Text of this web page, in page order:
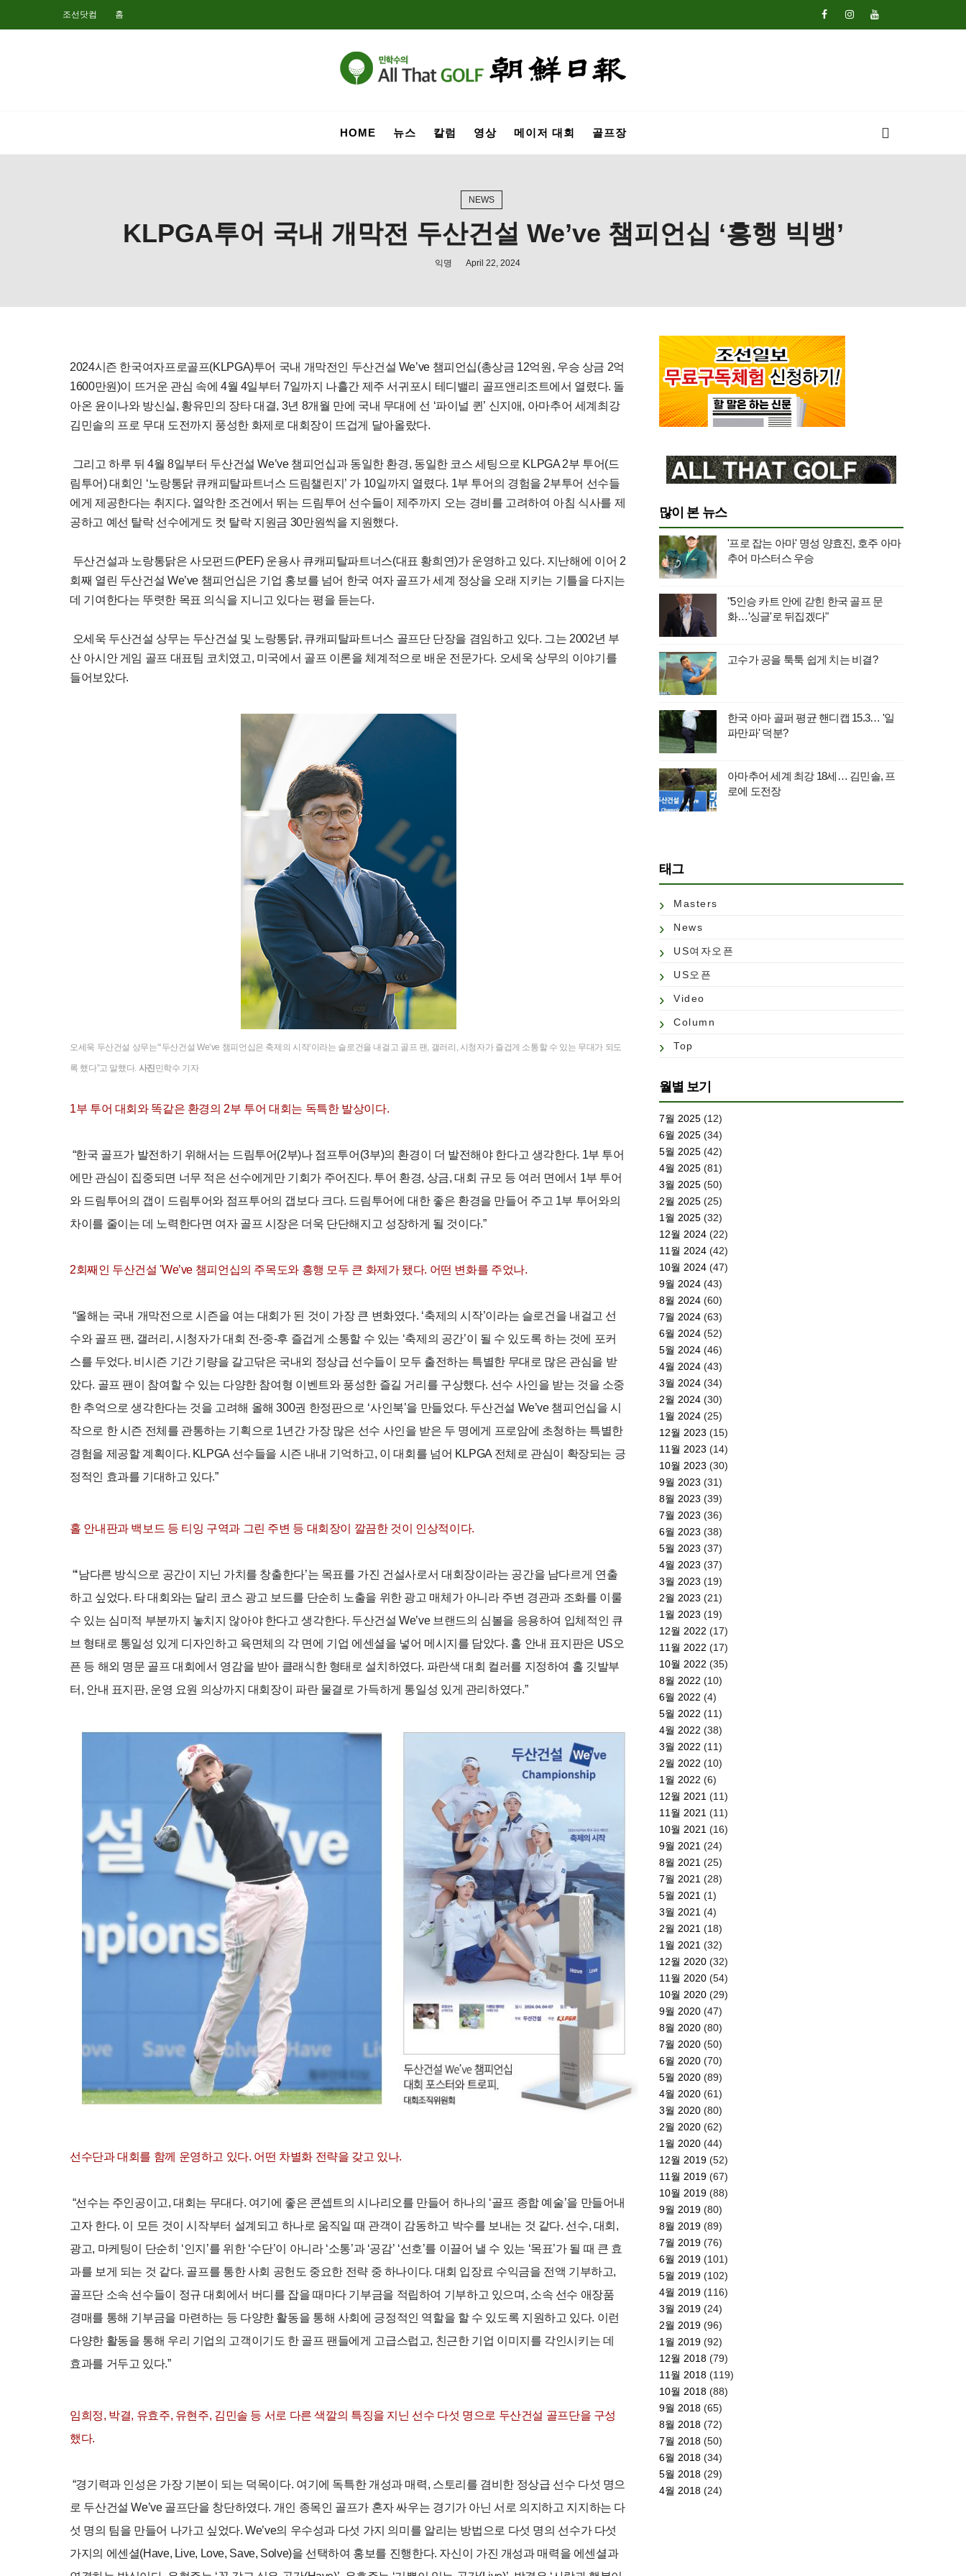
조선닷컴 홈
HOME 뉴스 칼럼 영상 메이저 대회 골프장
NEWS
KLPGA투어 국내 개막전 두산건설 We’ve 챔피언십 ‘흥행 빅뱅’
익명 April 22, 2024
2024시즌 한국여자프로골프(KLPGA)투어 국내 개막전인 두산건설 We’ve 챔피언십(총상금 12억원, 우승 상금 2억
1600만원)이 뜨거운 관심 속에 4월 4일부터 7일까지 나흘간 제주 서귀포시 테디밸리 골프앤리조트에서 열렸다. 돌
아온 윤이나와 방신실, 황유민의 장타 대결, 3년 8개월 만에 국내 무대에 선 ‘파이널 퀸’ 신지애, 아마추어 세계최강
김민솔의 프로 무대 도전까지 풍성한 화제로 대회장이 뜨겁게 달아올랐다.
그리고 하루 뒤 4월 8일부터 두산건설 We’ve 챔피언십과 동일한 환경, 동일한 코스 세팅으로 KLPGA 2부 투어(드
림투어) 대회인 ‘노랑통닭 큐캐피탈파트너스 드림챌린지’ 가 10일까지 열렸다. 1부 투어의 경험을 2부투어 선수들
에게 제공한다는 취지다. 열악한 조건에서 뛰는 드림투어 선수들이 제주까지 오는 경비를 고려하여 아침 식사를 제
공하고 예선 탈락 선수에게도 컷 탈락 지원금 30만원씩을 지원했다.
두산건설과 노랑통닭은 사모펀드(PEF) 운용사 큐캐피탈파트너스(대표 황희연)가 운영하고 있다. 지난해에 이어 2
회째 열린 두산건설 We’ve 챔피언십은 기업 홍보를 넘어 한국 여자 골프가 세계 정상을 오래 지키는 기틀을 다지는
데 기여한다는 뚜렷한 목표 의식을 지니고 있다는 평을 듣는다.
오세욱 두산건설 상무는 두산건설 및 노랑통닭, 큐캐피탈파트너스 골프단 단장을 겸임하고 있다. 그는 2002년 부
산 아시안 게임 골프 대표팀 코치였고, 미국에서 골프 이론을 체계적으로 배운 전문가다. 오세욱 상무의 이야기를
들어보았다.
오세욱 두산건설 상무는“‘두산건설 We’ve 챔피언십은 축제의 시작’이라는 슬로건을 내걸고 골프 팬, 갤러리, 시청자가 즐겁게 소통할 수 있는 무대가 되도
록 했다”고 말했다. 사진민학수 기자
1부 투어 대회와 똑같은 환경의 2부 투어 대회는 독특한 발상이다.
“한국 골프가 발전하기 위해서는 드림투어(2부)나 점프투어(3부)의 환경이 더 발전해야 한다고 생각한다. 1부 투어
에만 관심이 집중되면 너무 적은 선수에게만 기회가 주어진다. 투어 환경, 상금, 대회 규모 등 여러 면에서 1부 투어
와 드림투어의 갭이 드림투어와 점프투어의 갭보다 크다. 드림투어에 대한 좋은 환경을 만들어 주고 1부 투어와의
차이를 줄이는 데 노력한다면 여자 골프 시장은 더욱 단단해지고 성장하게 될 것이다.”
2회째인 두산건설 'We’ve 챔피언십의 주목도와 흥행 모두 큰 화제가 됐다. 어떤 변화를 주었나.
“올해는 국내 개막전으로 시즌을 여는 대회가 된 것이 가장 큰 변화였다. ‘축제의 시작’이라는 슬로건을 내걸고 선
수와 골프 팬, 갤러리, 시청자가 대회 전-중-후 즐겁게 소통할 수 있는 ‘축제의 공간’이 될 수 있도록 하는 것에 포커
스를 두었다. 비시즌 기간 기량을 갈고닦은 국내외 정상급 선수들이 모두 출전하는 특별한 무대로 많은 관심을 받
았다. 골프 팬이 참여할 수 있는 다양한 참여형 이벤트와 풍성한 즐길 거리를 구상했다. 선수 사인을 받는 것을 소중
한 추억으로 생각한다는 것을 고려해 올해 300권 한정판으로 ‘사인북’을 만들었다. 두산건설 We’ve 챔피언십을 시
작으로 한 시즌 전체를 관통하는 기획으로 1년간 가장 많은 선수 사인을 받은 두 명에게 프로암에 초청하는 특별한
경험을 제공할 계획이다. KLPGA 선수들을 시즌 내내 기억하고, 이 대회를 넘어 KLPGA 전체로 관심이 확장되는 긍
정적인 효과를 기대하고 있다.”
홀 안내판과 백보드 등 티잉 구역과 그린 주변 등 대회장이 깔끔한 것이 인상적이다.
“‘남다른 방식으로 공간이 지닌 가치를 창출한다’는 목표를 가진 건설사로서 대회장이라는 공간을 남다르게 연출
하고 싶었다. 타 대회와는 달리 코스 광고 보드를 단순히 노출을 위한 광고 매체가 아니라 주변 경관과 조화를 이룰
수 있는 심미적 부분까지 놓치지 않아야 한다고 생각한다. 두산건설 We’ve 브랜드의 심볼을 응용하여 입체적인 큐
브 형태로 통일성 있게 디자인하고 육면체의 각 면에 기업 에센셜을 넣어 메시지를 담았다. 홀 안내 표지판은 US오
픈 등 해외 명문 골프 대회에서 영감을 받아 클래식한 형태로 설치하였다. 파란색 대회 컬러를 지정하여 홀 깃발부
터, 안내 표지판, 운영 요원 의상까지 대회장이 파란 물결로 가득하게 통일성 있게 관리하였다.”
선수단과 대회를 함께 운영하고 있다. 어떤 차별화 전략을 갖고 있나.
“선수는 주인공이고, 대회는 무대다. 여기에 좋은 콘셉트의 시나리오를 만들어 하나의 ‘골프 종합 예술’을 만들어내
고자 한다. 이 모든 것이 시작부터 설계되고 하나로 움직일 때 관객이 감동하고 박수를 보내는 것 같다. 선수, 대회,
광고, 마케팅이 단순히 ‘인지’를 위한 ‘수단’이 아니라 ‘소통’과 ‘공감’ ‘선호’를 이끌어 낼 수 있는 ‘목표’가 될 때 큰 효
과를 보게 되는 것 같다. 골프를 통한 사회 공헌도 중요한 전략 중 하나이다. 대회 입장료 수익금을 전액 기부하고,
골프단 소속 선수들이 정규 대회에서 버디를 잡을 때마다 기부금을 적립하여 기부하고 있으며, 소속 선수 애장품
경매를 통해 기부금을 마련하는 등 다양한 활동을 통해 사회에 긍정적인 역할을 할 수 있도록 지원하고 있다. 이런
다양한 활동을 통해 우리 기업의 고객이기도 한 골프 팬들에게 고급스럽고, 친근한 기업 이미지를 각인시키는 데
효과를 거두고 있다.”
임희정, 박결, 유효주, 유현주, 김민솔 등 서로 다른 색깔의 특징을 지닌 선수 다섯 명으로 두산건설 골프단을 구성
했다.
“경기력과 인성은 가장 기본이 되는 덕목이다. 여기에 독특한 개성과 매력, 스토리를 겸비한 정상급 선수 다섯 명으
로 두산건설 We’ve 골프단을 창단하였다. 개인 종목인 골프가 혼자 싸우는 경기가 아닌 서로 의지하고 지지하는 다
섯 명의 팀을 만들어 나가고 싶었다. We’ve의 우수성과 다섯 가지 의미를 알리는 방법으로 다섯 명의 선수가 다섯
가지의 에센셜(Have, Live, Love, Save, Solve)을 선택하여 홍보를 진행한다. 자신이 가진 개성과 매력을 에센셜과
많이 본 뉴스
'프로 잡는 아마' 명성 양효진, 호주 아마
추어 마스터스 우승
"5인승 카트 안에 갇힌 한국 골프 문
화…'싱글'로 뒤집겠다"
고수가 공을 툭툭 쉽게 치는 비결?
한국 아마 골퍼 평균 핸디캡 15.3… '일
파만파' 덕분?
아마추어 세계 최강 18세… 김민솔, 프
로에 도전장
태그
Masters
News
US여자오픈
US오픈
Video
Column
Top
월별 보기
7월 2025 (12)
6월 2025 (34)
5월 2025 (42)
4월 2025 (81)
3월 2025 (50)
2월 2025 (25)
1월 2025 (32)
12월 2024 (22)
11월 2024 (42)
10월 2024 (47)
9월 2024 (43)
8월 2024 (60)
7월 2024 (63)
6월 2024 (52)
5월 2024 (46)
4월 2024 (43)
3월 2024 (34)
2월 2024 (30)
1월 2024 (25)
12월 2023 (15)
11월 2023 (14)
10월 2023 (30)
9월 2023 (31)
8월 2023 (39)
7월 2023 (36)
6월 2023 (38)
5월 2023 (37)
4월 2023 (37)
3월 2023 (19)
2월 2023 (21)
1월 2023 (19)
12월 2022 (17)
11월 2022 (17)
10월 2022 (35)
8월 2022 (10)
6월 2022 (4)
5월 2022 (11)
4월 2022 (38)
3월 2022 (11)
2월 2022 (10)
1월 2022 (6)
12월 2021 (11)
11월 2021 (11)
10월 2021 (16)
9월 2021 (24)
8월 2021 (25)
7월 2021 (28)
5월 2021 (1)
3월 2021 (4)
2월 2021 (18)
1월 2021 (32)
12월 2020 (32)
11월 2020 (54)
10월 2020 (29)
9월 2020 (47)
8월 2020 (80)
7월 2020 (50)
6월 2020 (70)
5월 2020 (89)
4월 2020 (61)
3월 2020 (80)
2월 2020 (62)
1월 2020 (44)
12월 2019 (52)
11월 2019 (67)
10월 2019 (88)
9월 2019 (80)
8월 2019 (89)
7월 2019 (76)
6월 2019 (101)
5월 2019 (102)
4월 2019 (116)
3월 2019 (24)
2월 2019 (96)
1월 2019 (92)
12월 2018 (79)
11월 2018 (119)
10월 2018 (88)
9월 2018 (65)
8월 2018 (72)
7월 2018 (50)
6월 2018 (34)
5월 2018 (29)
4월 2018 (24)